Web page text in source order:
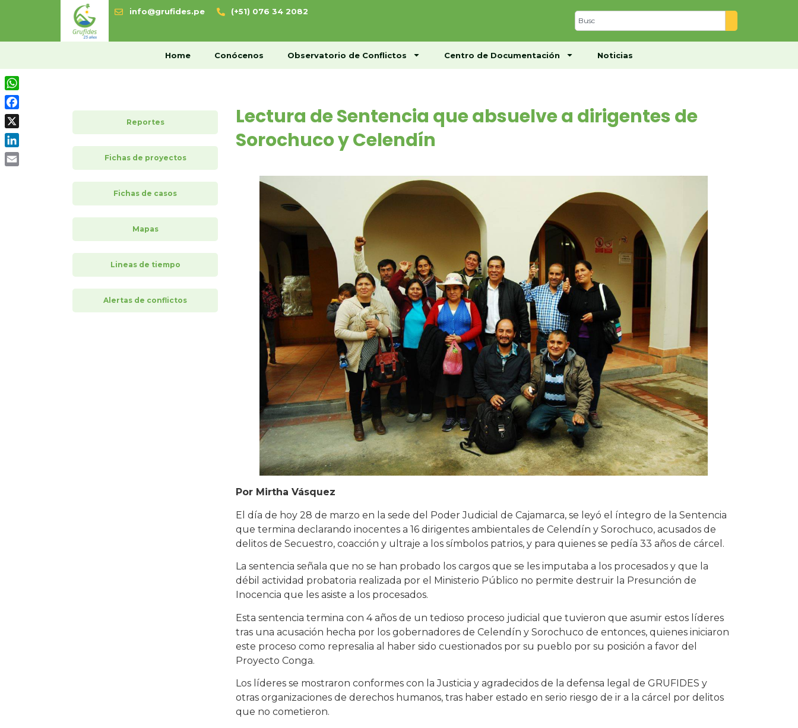
info@grufides.pe (+51) 076 34 2082
Home Conócenos Observatorio de Conflictos Centro de Documentación Noticias
Home Conócenos Centro de Documentación Noticias
Reportes
Fichas de proyectos
Fichas de casos
Mapas
Lineas de tiempo
Alertas de conflictos
Lectura de Sentencia que absuelve a dirigentes de
Sorochuco y Celendín
Por Mirtha Vásquez
El día de hoy 28 de marzo en la sede del Poder Judicial de Cajamarca, se leyó el íntegro de la Sentencia
que termina declarando inocentes a 16 dirigentes ambientales de Celendín y Sorochuco, acusados de
delitos de Secuestro, coacción y ultraje a los símbolos patrios, y para quienes se pedía 33 años de cárcel.
La sentencia señala que no se han probado los cargos que se les imputaba a los procesados y que la
débil actividad probatoria realizada por el Ministerio Público no permite destruir la Presunción de
Inocencia que les asiste a los procesados.
Esta sentencia termina con 4 años de un tedioso proceso judicial que tuvieron que asumir estos líderes
tras una acusación hecha por los gobernadores de Celendín y Sorochuco de entonces, quienes iniciaron
este proceso como represalia al haber sido cuestionados por su pueblo por su posición a favor del
Proyecto Conga.
Los líderes se mostraron conformes con la Justicia y agradecidos de la defensa legal de GRUFIDES y
otras organizaciones de derechos humanos, tras haber estado en serio riesgo de ir a la cárcel por delitos
que no cometieron.
WhatsApp
Facebook
X
LinkedIn